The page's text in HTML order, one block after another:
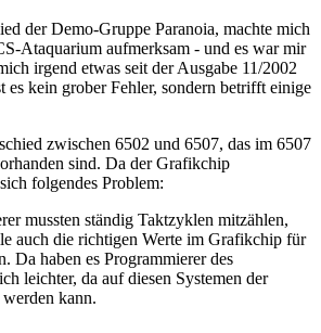
der Demo-Gruppe Paranoia, machte mich
Ataquarium aufmerksam - und es war mir
irgend etwas seit der Ausgabe 11/2002
kein grober Fehler, sondern betrifft einige
zwischen 6502 und 6507, das im 6507
sind. Da der Grafikchip
folgendes Problem:
mussten ständig Taktzyklen mitzählen,
auch die richtigen Werte im Grafikchip für
Da haben es Programmierer des
leichter, da auf diesen Systemen der
kann.